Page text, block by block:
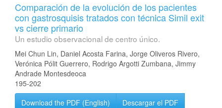
Comparación de la evolución de los pacientes
con gastrosquisis tratados con técnica Simil exit
vs cierre primario
Un estudio observacional de centro único.
Mei Chun Lin, Daniel Acosta Farina, Jorge Oliveros Rivero,
Verónica Pólit Guerrero, Rodrigo Argotti Zumbana, Jimmy
Andrade Montesdeoca
195-202
Download the PDF (English)
Descargar el PDF